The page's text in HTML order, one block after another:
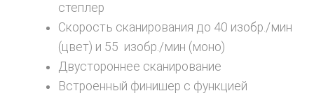
степлер
Скорость сканирования до 40 изобр./мин
(цвет) и 55 изобр./мин (моно)
Двустороннее сканирование
Встроенный финишер с функцией